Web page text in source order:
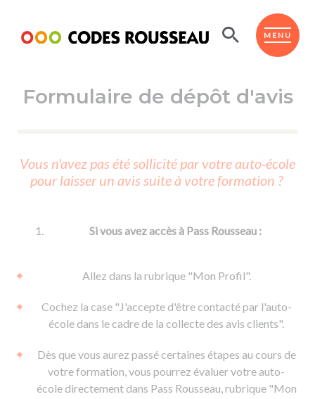
MENU
ESPACE ÉLÈVE
Code de la route
Passer l'ASSR
Réviser le code
Passer l'ETM
Permis voiture
Permis remorque
Permis & handicap
d'apprentissage
De la conduite en voiture
De la conduite à moto
Voir tous les supports
Formations pro.
Permis poids lourd
Formation FCO
Formation CACES
Ressources
Formulaire de dépôt d'avis
Vous n'avez pas été sollicité par votre auto-école
pour laisser un avis suite à votre formation ?
Si vous avez accès à Pass Rousseau :
Allez dans la rubrique "Mon Profil".
Cochez la case "J'accepte d'être contacté par l'auto-
école dans le cadre de la collecte des avis clients".
Dès que vous aurez passé certaines étapes au cours de
votre formation, vous pourrez évaluer votre auto-
école directement dans Pass Rousseau, rubrique "Mon